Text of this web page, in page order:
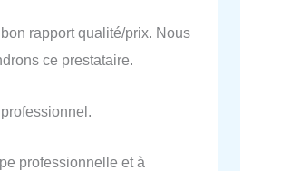
rapport qualité/prix. Nous
ce prestataire.
professionnelle et à